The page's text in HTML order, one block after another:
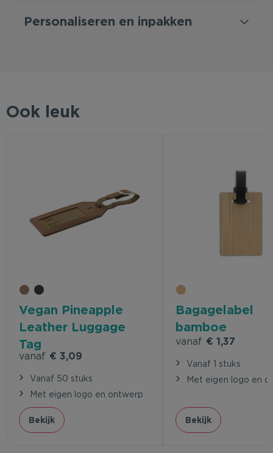
Personaliseren en inpakken
Ook leuk
Vegan Pineapple
Leather Luggage
Tag
vanaf € 3,09
Vanaf 50 stuks
Met eigen logo en ontwerp
Bekijk
Bagagelabel
bamboe
vanaf € 1,37
Vanaf 1 stuks
Met eigen logo en
Bekijk